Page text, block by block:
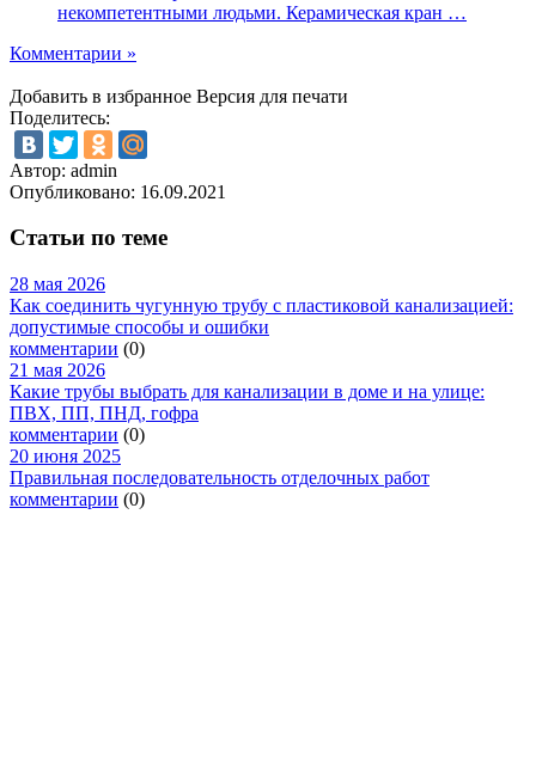
некомпетентными людьми. Керамическая кран …
Комментарии »
Добавить в избранное Версия для печати
Поделитесь:
Автор: admin
Опубликовано: 16.09.2021
Статьи по теме
28 мая 2026
Как соединить чугунную трубу с пластиковой канализацией:
допустимые способы и ошибки
комментарии (0)
21 мая 2026
Какие трубы выбрать для канализации в доме и на улице:
ПВХ, ПП, ПНД, гофра
комментарии (0)
20 июня 2025
Правильная последовательность отделочных работ
комментарии (0)